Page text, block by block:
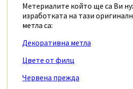
Метериалите който ще са Ви
изработката на тази
метла са:
Декоративна метла
Цвете от филц
Червена прежда